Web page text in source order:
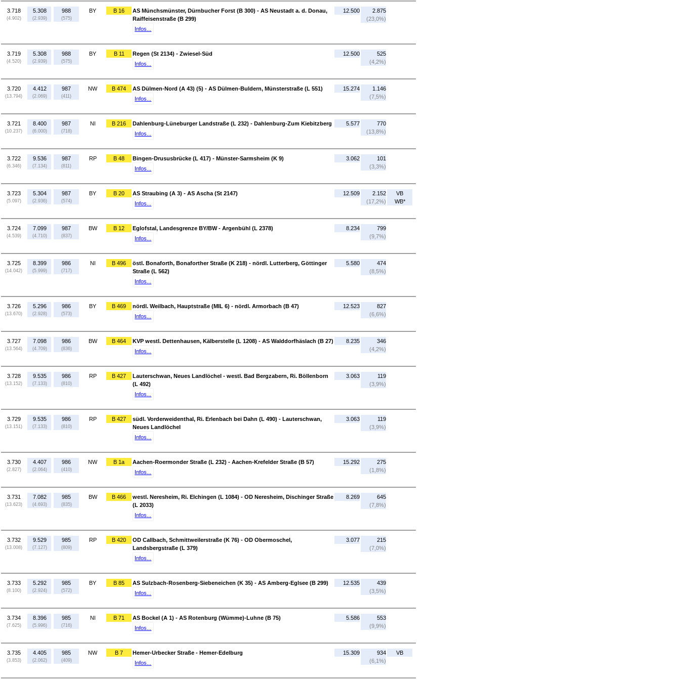
3.718
(4.902)
5.308
(2.939)
988
(575)
BY B 16
AS Münchsmünster, Dürnbucher Forst (B 300) - AS Neustadt a. d. Donau,
Raiffeisenstraße (B 299)
Infos...
12.500
2.875
(23,0%)
3.719
(4.520)
5.308
(2.939)
988
(575)
BY B 11
Regen (St 2134) - Zwiesel-Süd
Infos...
12.500
525
(4,2%)
3.720
(13.794)
4.412
(2.069)
987
(411)
NW B 474
AS Dülmen-Nord (A 43) (5) - AS Dülmen-Buldern, Münsterstraße (L 551)
Infos...
15.274
1.146
(7,5%)
3.721
(10.237)
8.400
(6.000)
987
(718)
NI B 216
Dahlenburg-Lüneburger Landstraße (L 232) - Dahlenburg-Zum Kiebitzberg
Infos...
5.577
770
(13,8%)
3.722
(6.346)
9.536
(7.134)
987
(811)
RP B 48
Bingen-Drususbrücke (L 417) - Münster-Sarmsheim (K 9)
Infos...
3.062
101
(3,3%)
3.723
(5.097)
5.304
(2.936)
987
(574)
BY B 20
AS Straubing (A 3) - AS Ascha (St 2147)
Infos...
12.509
2.152
(17,2%)
VB
WB*
3.724
(4.539)
7.099
(4.710)
987
(837)
BW B 12
Eglofstal, Landesgrenze BY/BW - Argenbühl (L 2378)
Infos...
8.234
799
(9,7%)
3.725
(14.042)
8.399
(5.999)
986
(717)
NI B 496
östl. Bonaforth, Bonaforther Straße (K 218) - nördl. Lutterberg, Göttinger
Straße (L 562)
Infos...
5.580
474
(8,5%)
3.726
(13.670)
5.296
(2.928)
986
(573)
BY B 469
nördl. Weilbach, Hauptstraße (MIL 6) - nördl. Armorbach (B 47)
Infos...
12.523
827
(6,6%)
3.727
(13.564)
7.098
(4.709)
986
(836)
BW B 464
KVP westl. Dettenhausen, Kälberstelle (L 1208) - AS Walddorfhäslach (B 27)
Infos...
8.235
346
(4,2%)
3.728
(13.152)
9.535
(7.133)
986
(810)
RP B 427
Lauterschwan, Neues Landlöchel - westl. Bad Bergzabern, Ri. Böllenborn
(L 492)
Infos...
3.063
119
(3,9%)
3.729
(13.151)
9.535
(7.133)
986
(810)
RP B 427
südl. Vorderweidenthal, Ri. Erlenbach bei Dahn (L 490) - Lauterschwan,
Neues Landlöchel
Infos...
3.063
119
(3,9%)
3.730
(2.827)
4.407
(2.064)
986
(410)
NW B 1a
Aachen-Roermonder Straße (L 232) - Aachen-Krefelder Straße (B 57)
Infos...
15.292
275
(1,8%)
3.731
(13.623)
7.082
(4.693)
985
(835)
BW B 466
westl. Neresheim, Ri. Elchingen (L 1084) - OD Neresheim, Dischinger Straße
(L 2033)
Infos...
8.269
645
(7,8%)
3.732
(13.008)
9.529
(7.127)
985
(809)
RP B 420
OD Callbach, Schmittweilerstraße (K 76) - OD Obermoschel,
Landsbergstraße (L 379)
Infos...
3.077
215
(7,0%)
3.733
(8.100)
5.292
(2.924)
985
(572)
BY B 85
AS Sulzbach-Rosenberg-Siebeneichen (K 35) - AS Amberg-Eglsee (B 299)
Infos...
12.535
439
(3,5%)
3.734
(7.625)
8.396
(5.996)
985
(716)
NI B 71
AS Bockel (A 1) - AS Rotenburg (Wümme)-Luhne (B 75)
Infos...
5.586
553
(9,9%)
3.735
(3.853)
4.405
(2.062)
985
(409)
NW B 7
Hemer-Urbecker Straße - Hemer-Edelburg
Infos...
15.309
934
(6,1%)
VB